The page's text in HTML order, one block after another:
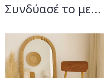
Συνδύασέ το με...